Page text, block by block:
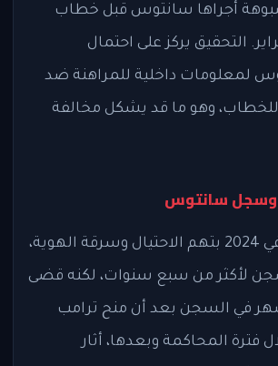
أجراها سانتوس قبل خطاب
في 24 فبراير. التحقيق يركز على احتمال
لمعلومات داخلية للمراهنة ضد
وهو ما قد يشكل مخالفة
وسجل سانتوس
سانتوس أدين في 2024 بتهم الاحتيال وسرقة الهوية،
لأكثر من سبع سنوات، لكنه قضى
في السجن بعد أن منح ترامب
فترة المحاكمة وبعدها، أثار